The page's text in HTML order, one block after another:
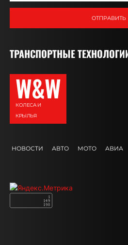
ОТПРАВИТЬ
ТРАНСПОРТНЫЕ
W&W
КОЛЕСА И
КРЫЛЬЯ
НОВОСТИ АВТО МОТО АВИА